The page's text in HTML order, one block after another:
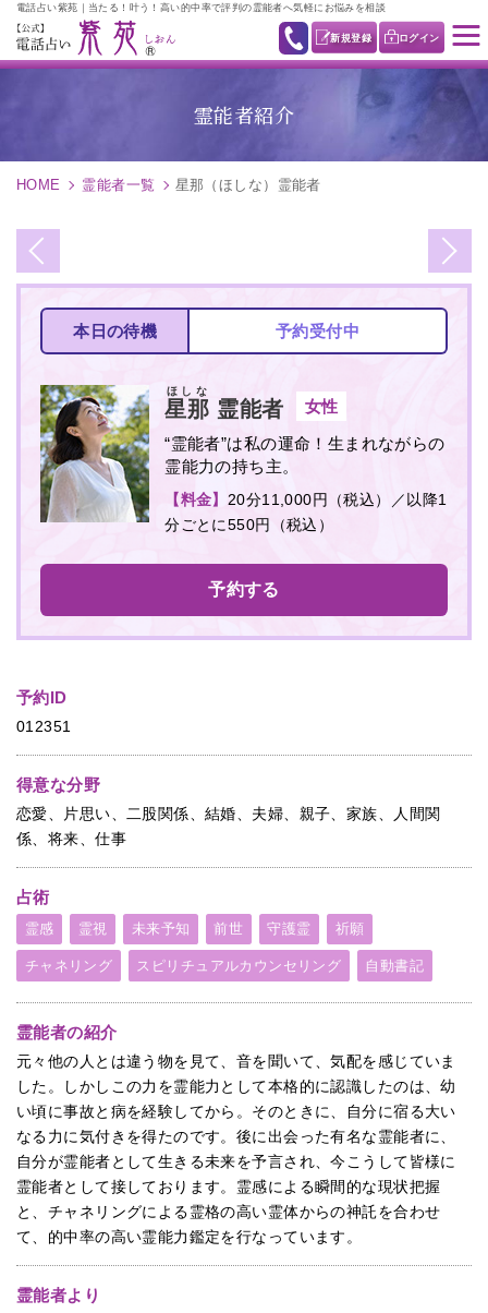
電話占い紫苑｜当たる！叶う！高い的中率で評判の霊能者へ気軽にお悩みを相談
新規登録 ログイン
霊能者紹介
HOME 霊能者一覧 星那（ほしな）霊能者
本日の待機 予約受付中
星那
ほしな
霊能者 女性
“霊能者”は私の運命！生まれながらの
霊能力の持ち主。
【料金】 20分11,000円（税込）／以降1
分ごとに550円（税込）
予約する
予約ID
012351
得意な分野
恋愛、片思い、二股関係、結婚、夫婦、親子、家族、人間関
係、将来、仕事
占術
霊感 霊視 未来予知 前世 守護霊 祈願
チャネリング スピリチュアルカウンセリング 自動書記
霊能者の紹介
元々他の人とは違う物を見て、音を聞いて、気配を感じていま
した。しかしこの力を霊能力として本格的に認識したのは、幼
い頃に事故と病を経験してから。そのときに、自分に宿る大い
なる力に気付きを得たのです。後に出会った有名な霊能者に、
自分が霊能者として生きる未来を予言され、今こうして皆様に
霊能者として接しております。霊感による瞬間的な現状把握
と、チャネリングによる霊格の高い霊体からの神託を合わせ
て、的中率の高い霊能力鑑定を行なっています。
霊能者より